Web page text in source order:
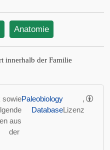
Anatomie
innerhalb der Familie
sowie
aus
der
Paleobiology
Database
,
Lizenz